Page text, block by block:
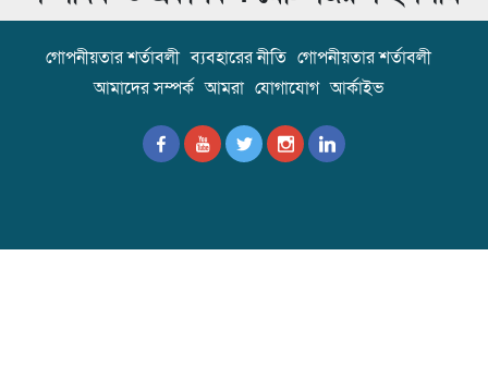
গোপনীয়তার শর্তাবলী ব্যবহারের নীতি গোপনীয়তার শর্তাবলী
আমাদের সম্পর্ক আমরা যোগাযোগ আর্কাইভ